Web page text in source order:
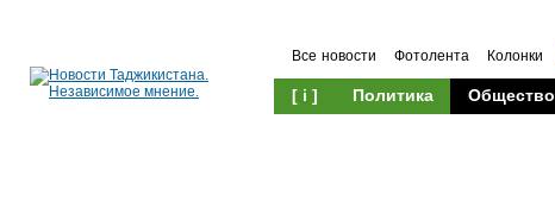
Все новости Фотолента Колонки
[ i ] Политика Общество